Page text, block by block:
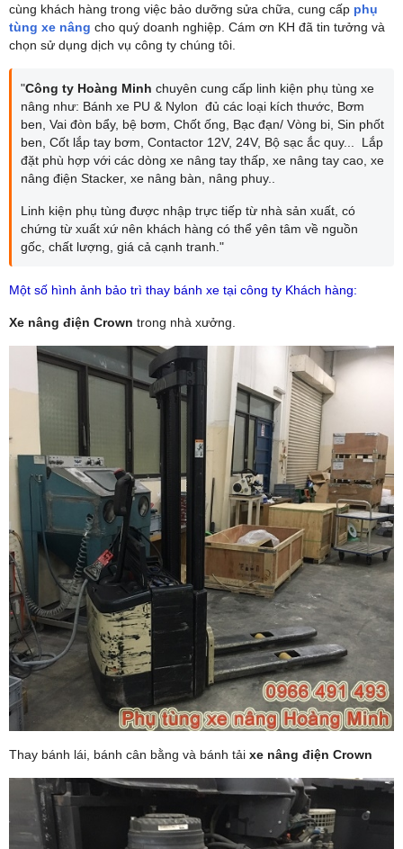
cùng khách hàng trong việc bảo dưỡng sửa chữa, cung cấp phụ
tùng xe nâng cho quý doanh nghiệp. Cám ơn KH đã tin tưởng và
chọn sử dụng dịch vụ công ty chúng tôi.
"Công ty Hoàng Minh chuyên cung cấp linh kiện phụ tùng xe
nâng như: Bánh xe PU & Nylon đủ các loại kích thước, Bơm
ben, Vai đòn bẩy, bệ bơm, Chốt ống, Bạc đạn/ Vòng bi, Sin phốt
ben, Cốt lắp tay bơm, Contactor 12V, 24V, Bộ sạc ắc quy... Lắp
đặt phù hợp với các dòng xe nâng tay thấp, xe nâng tay cao, xe
nâng điện Stacker, xe nâng bàn, nâng phuy..
Linh kiện phụ tùng được nhập trực tiếp từ nhà sản xuất, có
chứng từ xuất xứ nên khách hàng có thể yên tâm về nguồn
gốc, chất lượng, giá cả cạnh tranh."
Một số hình ảnh bảo trì thay bánh xe tại công ty Khách hàng:
Xe nâng điện Crown trong nhà xưởng.
Thay bánh lái, bánh cân bằng và bánh tải xe nâng điện Crown